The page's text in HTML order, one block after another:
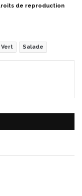
de reproduction
Vert Salade